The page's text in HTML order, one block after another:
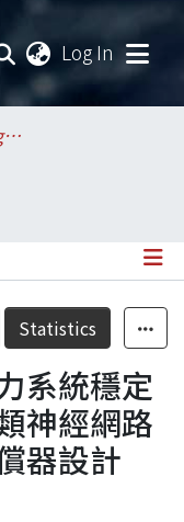
Log In
College of Electrical Engineering and Computer Science / 電機資訊學院
Statistics
系統穩定
神經網路
器設計